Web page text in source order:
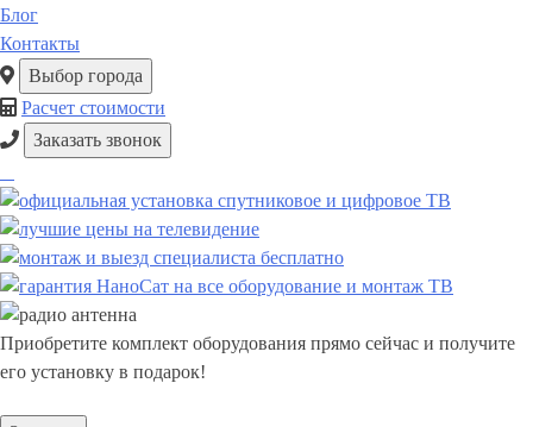
Блог
Контакты
Выбор города
Расчет стоимости
Заказать звонок
Приобретите комплект оборудования прямо сейчас и получите
его установку в подарок!